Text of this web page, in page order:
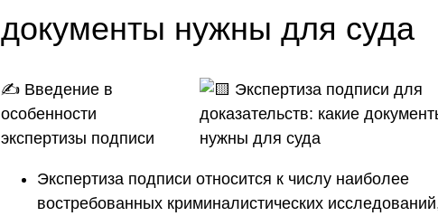
документы нужны для суда
✍️ Введение в
особенности
экспертизы подписи
Экспертиза подписи относится к числу наиболее
востребованных криминалистических